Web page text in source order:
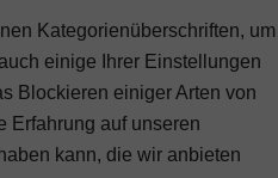
Kategorienüberschriften, um
einige Ihrer Einstellungen
Blockieren einiger Arten von
Erfahrung auf unseren
kann, die wir anbieten